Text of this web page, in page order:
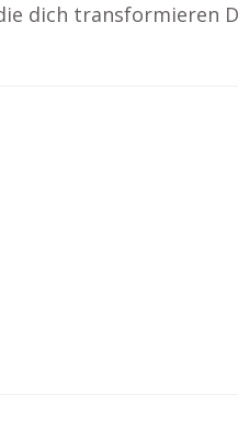
dich transformieren